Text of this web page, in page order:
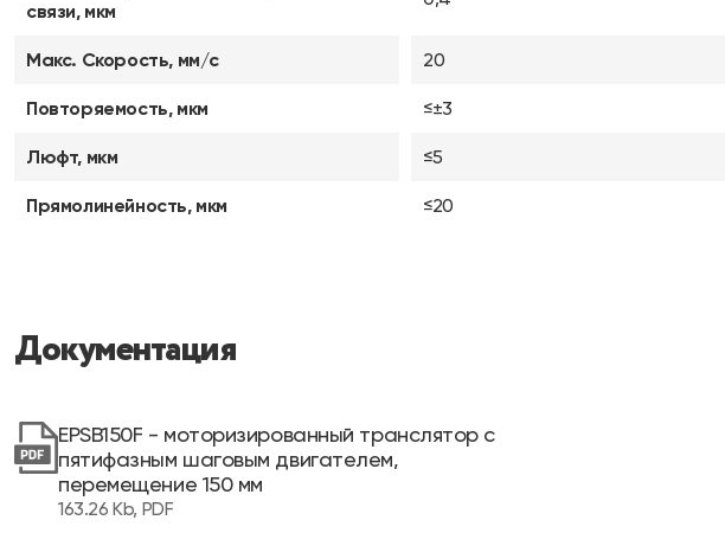
связи, мкм
Макс. Скорость, мм/с 20
Повторяемость, мкм ≤±3
Люфт, мкм ≤5
Прямолинейность, мкм ≤20
Документация
EPSB150F - моторизированный транслятор с
пятифазным шаговым двигателем,
перемещение 150 мм
163.26 Kb, PDF